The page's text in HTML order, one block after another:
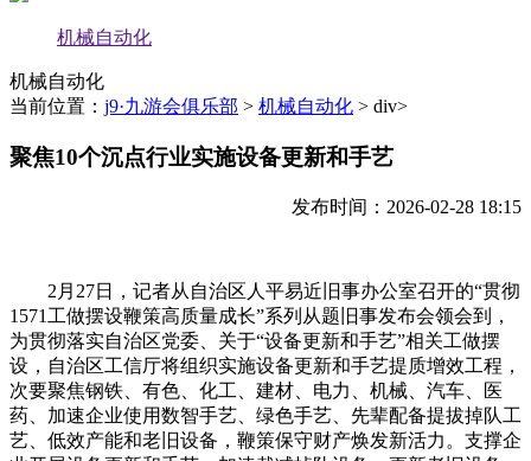
机械自动化
机械自动化
当前位置： j9·九游会俱乐部 > 机械自动化 > div>
聚焦10个沉点行业实施设备更新和手艺
发布时间：2026-02-28 18:15
2月27日，记者从自治区人平易近旧事办公室召开的“贯彻
1571工做摆设鞭策高质量成长”系列从题旧事发布会领会到，
为贯彻落实自治区党委、关于“设备更新和手艺”相关工做摆
设，自治区工信厅将组织实施设备更新和手艺提质增效工程，
次要聚焦钢铁、有色、化工、建材、电力、机械、汽车、医
药、加速企业使用数智手艺、绿色手艺、先辈配备提拔掉队工
艺、低效产能和老旧设备，鞭策保守财产焕发新活力。支撑企